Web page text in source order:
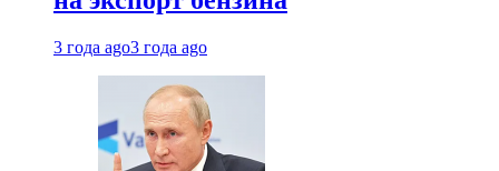
3 года ago3 года ago